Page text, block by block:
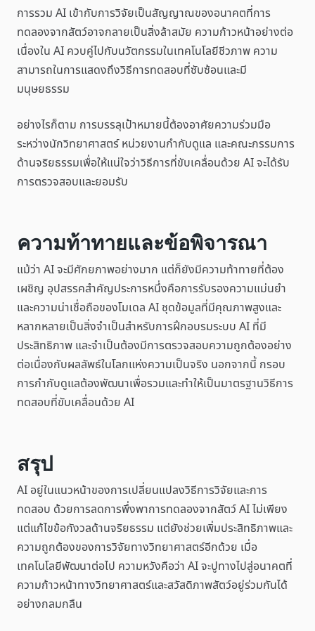
การรวม AI เข้ากับการวิจัยเป็นสัญญาณของอนาคตที่การ
ทดลองจากสัตว์อาจกลายเป็นสิ่งล้าสมัย ความก้าวหน้าอย่างต่อ
เนื่องใน AI ควบคู่ไปกับนวัตกรรมในเทคโนโลยีชีวภาพ ความ
สามารถในการแสดงถึงวิธีการทดสอบที่ซับซ้อนและมี
มนุษยธรรม
อย่างไรก็ตาม การบรรลุเป้าหมายนี้ต้องอาศัยความร่วมมือ
ระหว่างนักวิทยาศาสตร์ หน่วยงานกำกับดูแล และคณะกรรมการ
ด้านจริยธรรมเพื่อให้แน่ใจว่าวิธีการที่ขับเคลื่อนด้วย AI จะได้รับ
การตรวจสอบและยอมรับ
ความท้าทายและข้อพิจารณา
แม้ว่า AI จะมีศักยภาพอย่างมาก แต่ก็ยังมีความท้าทายที่ต้อง
เผชิญ อุปสรรคสำคัญประการหนึ่งคือการรับรองความแม่นยำ
และความน่าเชื่อถือของโมเดล AI ชุดข้อมูลที่มีคุณภาพสูงและ
หลากหลายเป็นสิ่งจำเป็นสำหรับการฝึกอบรมระบบ AI ที่มี
ประสิทธิภาพ และจำเป็นต้องมีการตรวจสอบความถูกต้องอย่าง
ต่อเนื่องกับผลลัพธ์ในโลกแห่งความเป็นจริง นอกจากนี้ กรอบ
การกำกับดูแลต้องพัฒนาเพื่อรวมและทำให้เป็นมาตรฐานวิธีการ
ทดสอบที่ขับเคลื่อนด้วย AI
สรุป
AI อยู่ในแนวหน้าของการเปลี่ยนแปลงวิธีการวิจัยและการ
ทดสอบ ด้วยการลดการพึ่งพาการทดลองจากสัตว์ AI ไม่เพียง
แต่แก้ไขข้อกังวลด้านจริยธรรม แต่ยังช่วยเพิ่มประสิทธิภาพและ
ความถูกต้องของการวิจัยทางวิทยาศาสตร์อีกด้วย เมื่อ
เทคโนโลยีพัฒนาต่อไป ความหวังคือว่า AI จะปูทางไปสู่อนาคตที่
ความก้าวหน้าทางวิทยาศาสตร์และสวัสดิภาพสัตว์อยู่ร่วมกันได้
อย่างกลมกลืน